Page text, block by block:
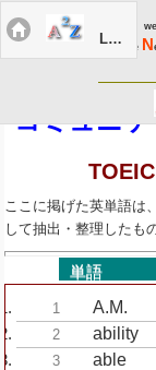
LIEC Menu
we
new. we N
コミュニケ
ここに掲げた英単語は
して抽出・整理したも
単語
1 A.M.
2 ability
3 able